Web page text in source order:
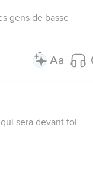
gens de basse
sera devant toi.